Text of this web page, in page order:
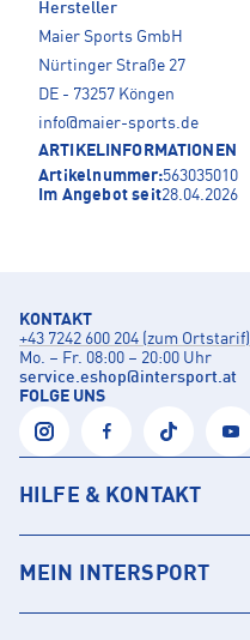
Hersteller
Maier Sports GmbH
Nürtinger Straße 27
DE - 73257 Köngen
info@maier-sports.de
ARTIKELINFORMATIONEN
Artikelnummer:563035010
Im Angebot seit28.04.2026
KONTAKT
+43 7242 600 204 (zum Ortstarif)
Mo. – Fr. 08:00 – 20:00 Uhr
service.eshop@intersport.at
FOLGE UNS
HILFE & KONTAKT
MEIN INTERSPORT